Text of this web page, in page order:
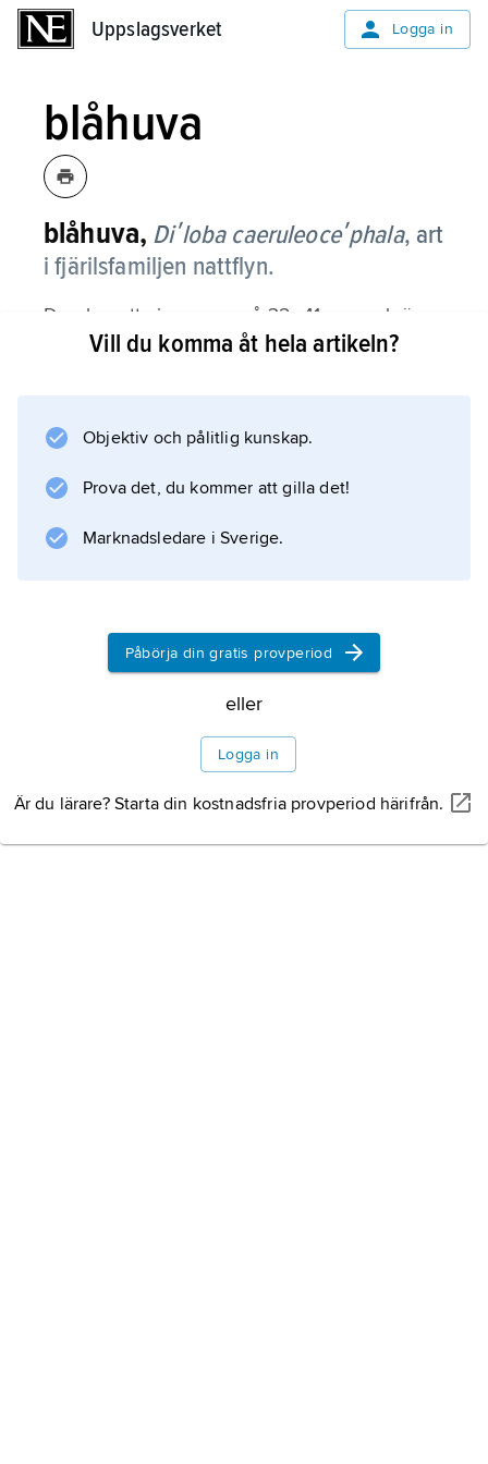
Uppslagsverket Logga in
blåhuva
blåhuva, Diʹloba caeruleoceʹphala, art
i fjärilsfamiljen nattflyn.
Den har ett vingspann på 32–41 mm och är
gråspräcklig med ett par stora vitaktiga fläckar
är blåvioletta. Larven lever på olika lövträd,
Vill du komma åt hela artikeln?
Objektiv och pålitlig kunskap.
Prova det, du kommer att gilla det!
Marknadsledare i Sverige.
Påbörja din gratis provperiod
eller
Logga in
Är du lärare? Starta din kostnadsfria provperiod härifrån.